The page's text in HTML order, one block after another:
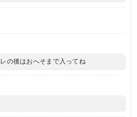
の後はおへそまで入ってね